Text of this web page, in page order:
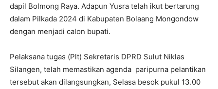
dapil Bolmong Raya. Adapun Yusra telah ikut bertarung
dalam Pilkada 2024 di Kabupaten Bolaang Mongondow
dengan menjadi calon bupati.
Pelaksana tugas (Plt) Sekretaris DPRD Sulut Niklas
Silangen, telah memastikan agenda paripurna pelantikan
tersebut akan dilangsungkan, Selasa besok pukul 13.00